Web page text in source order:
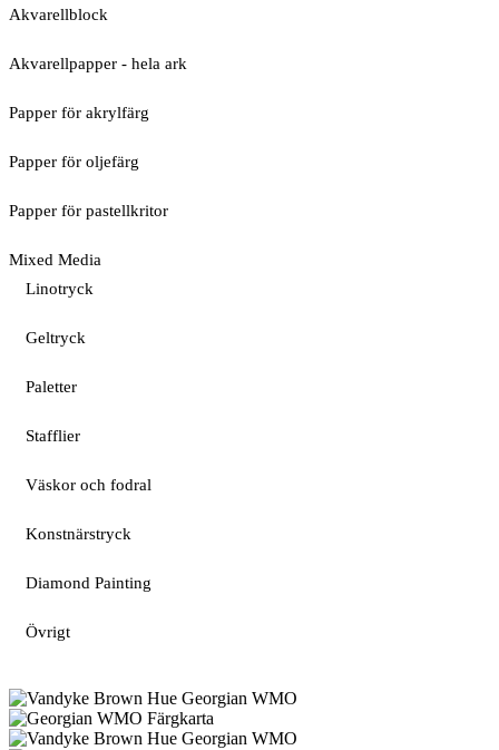
Akvarellblock
Akvarellpapper - hela ark
Papper för akrylfärg
Papper för oljefärg
Papper för pastellkritor
Mixed Media
Linotryck
Geltryck
Paletter
Stafflier
Väskor och fodral
Konstnärstryck
Diamond Painting
Övrigt